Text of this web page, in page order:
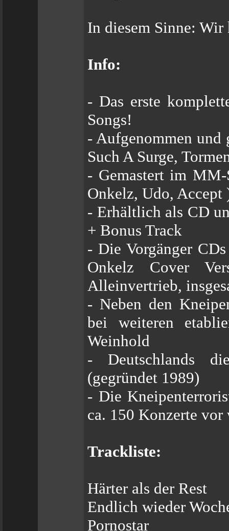
In diesem Sinne: Wir
Info:
- Das erste
Songs!
- Aufgenommen
Such A Surge,
- Gemastert im
Onkelz, Udo, Accept
- Erhältlich als CD
+ Bonus Track
- Die Vorgänger
Onkelz Cover
Alleinvertrieb,
- Neben den
bei weiteren
Weinhold
- Deutschlands
(gegründet 1989)
- Die
ca. 150 Konzerte vor
Trackliste:
Härter als der Rest
Endlich wieder
Pornostar